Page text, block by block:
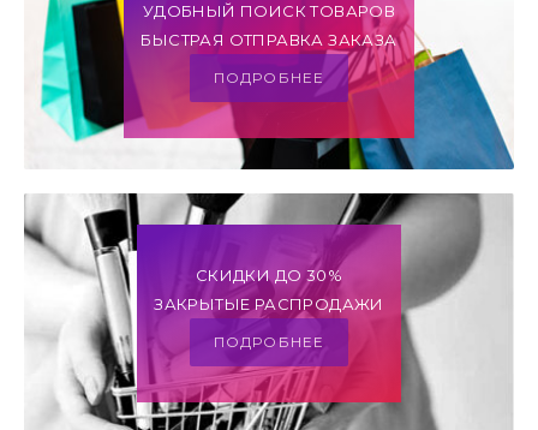
УДОБНЫЙ ПОИСК ТОВАРОВ
БЫСТРАЯ ОТПРАВКА ЗАКАЗА
ПОДРОБНЕЕ
СКИДКИ ДО 30%
ЗАКРЫТЫЕ РАСПРОДАЖИ
ПОДРОБНЕЕ